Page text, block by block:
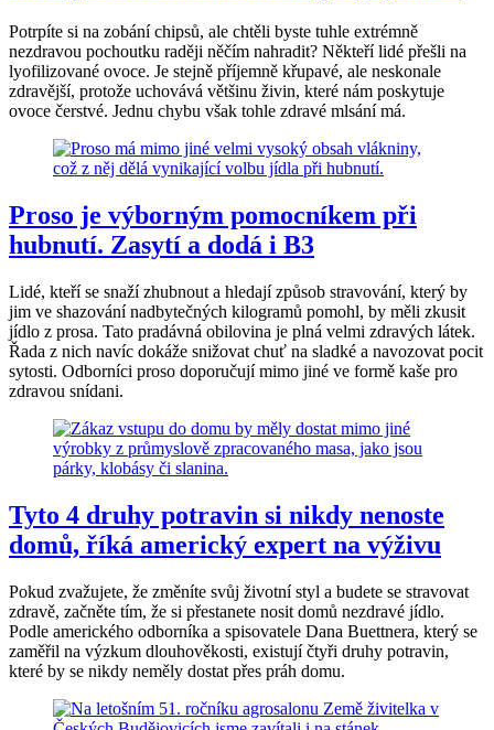
Potrpíte si na zobání chipsů, ale chtěli byste tuhle extrémně
nezdravou pochoutku raději něčím nahradit? Někteří lidé přešli na
lyofilizované ovoce. Je stejně příjemně křupavé, ale neskonale
zdravější, protože uchovává většinu živin, které nám poskytuje
ovoce čerstvé. Jednu chybu však tohle zdravé mlsání má.
Proso je výborným pomocníkem při
hubnutí. Zasytí a dodá i B3
Lidé, kteří se snaží zhubnout a hledají způsob stravování, který by
jim ve shazování nadbytečných kilogramů pomohl, by měli zkusit
jídlo z prosa. Tato pradávná obilovina je plná velmi zdravých látek.
Řada z nich navíc dokáže snižovat chuť na sladké a navozovat pocit
sytosti. Odborníci proso doporučují mimo jiné ve formě kaše pro
zdravou snídani.
Tyto 4 druhy potravin si nikdy nenoste
domů, říká americký expert na výživu
Pokud zvažujete, že změníte svůj životní styl a budete se stravovat
zdravě, začněte tím, že si přestanete nosit domů nezdravé jídlo.
Podle amerického odborníka a spisovatele Dana Buettnera, který se
zaměřil na výzkum dlouhověkosti, existují čtyři druhy potravin,
které by se nikdy neměly dostat přes práh domu.